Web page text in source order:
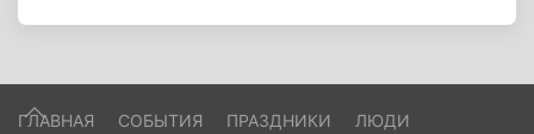
ГЛАВНАЯ СОБЫТИЯ ПРАЗДНИКИ
ЛЮДИ